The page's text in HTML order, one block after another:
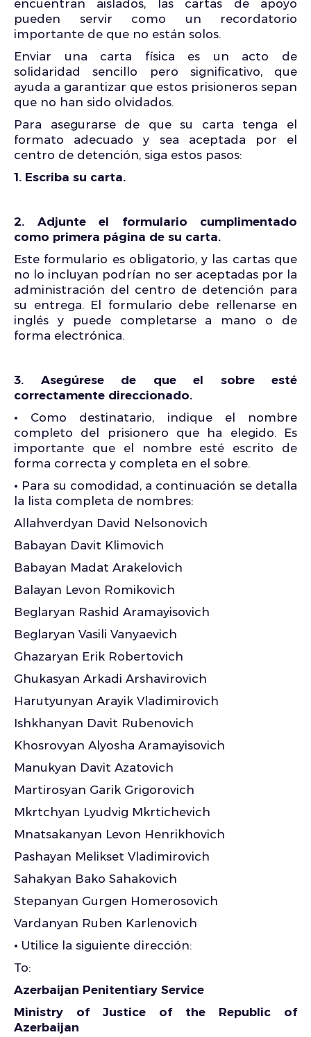
encuentran aislados, las cartas de apoyo
pueden servir como un recordatorio
importante de que no están solos.
Enviar una carta física es un acto de
solidaridad sencillo pero significativo, que
ayuda a garantizar que estos prisioneros sepan
que no han sido olvidados.
Para asegurarse de que su carta tenga el
formato adecuado y sea aceptada por el
centro de detención, siga estos pasos:
1. Escriba su carta.
2. Adjunte el formulario cumplimentado
como primera página de su carta.
Este formulario es obligatorio, y las cartas que
no lo incluyan podrían no ser aceptadas por la
administración del centro de detención para
su entrega. El formulario debe rellenarse en
inglés y puede completarse a mano o de
forma electrónica.
3. Asegúrese de que el sobre esté
correctamente direccionado.
• Como destinatario, indique el nombre
completo del prisionero que ha elegido. Es
importante que el nombre esté escrito de
forma correcta y completa en el sobre.
• Para su comodidad, a continuación se detalla
la lista completa de nombres:
Allahverdyan David Nelsonovich
Babayan Davit Klimovich
Babayan Madat Arakelovich
Balayan Levon Romikovich
Beglaryan Rashid Aramayisovich
Beglaryan Vasili Vanyaevich
Ghazaryan Erik Robertovich
Ghukasyan Arkadi Arshavirovich
Harutyunyan Arayik Vladimirovich
Ishkhanyan Davit Rubenovich
Khosrovyan Alyosha Aramayisovich
Manukyan Davit Azatovich
Martirosyan Garik Grigorovich
Mkrtchyan Lyudvig Mkrtichevich
Mnatsakanyan Levon Henrikhovich
Pashayan Melikset Vladimirovich
Sahakyan Bako Sahakovich
Stepanyan Gurgen Homerosovich
Vardanyan Ruben Karlenovich
• Utilice la siguiente dirección:
To:
Azerbaijan Penitentiary Service
Ministry of Justice of the Republic of
Azerbaijan